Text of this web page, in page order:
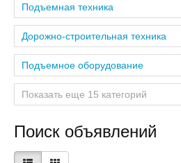
Подъемная техника
Дорожно-строительная техника
Подъемное оборудование
Показать еще 15 категорий
Поиск объявлений